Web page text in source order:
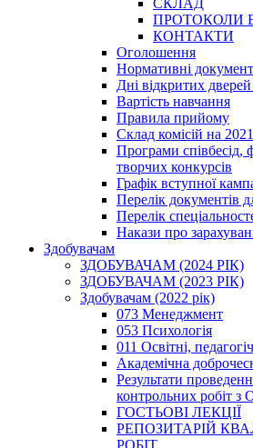
СКЛАД
ПРОТОКОЛИ
КОНТАКТИ
Оголошення
Нормативні
Дні відкритих
Вартість навчання
Правила прийому
Склад комісій на
Програми співбесід,
творчих конкурсів
Графік вступної
Перелік документів
Перелік
Накази про
Здобувачам
ЗДОБУВАЧАМ (2024 РІК)
ЗДОБУВАЧАМ (2023 РІК)
Здобувачам (2022 рік)
073 Менеджмент
053 Психологія
011 Освітні,
Академічна
Результати
контрольних робіт з
ГОСТЬОВІ ЛЕКЦІЇ
РЕПОЗИТАРІЙ
РОБІТ